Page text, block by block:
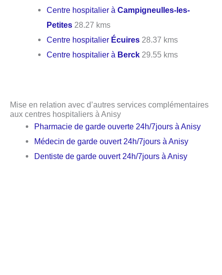
Centre hospitalier àCampigneulles-les-
Petites 28.27 kms
Centre hospitalier Écuires 28.37 kms
Centre hospitalier à Berck 29.55 kms
Mise en relation avec d’autres services complémentaires
aux centres hospitaliers à Anisy
Pharmacie de garde ouverte 24h/7jours à Anisy
Médecin de garde ouvert 24h/7jours à Anisy
Dentiste de garde ouvert 24h/7jours à Anisy